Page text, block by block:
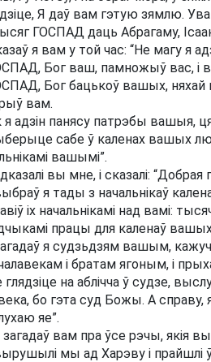
Я даў вам гэтую зямлю.
ГОСПАД даць Абрагаму,
я вам у той час: “Не магу я
Бог ваш, памножыў вас, і
Бог бацькоў вашых, няхай
вам.
я адзін панясу патрэбы вашыя,
сабе ў каленах вашых
вашымі”.
вы мне, і сказалі:
я тады з начальнікаў
іх начальнікамі над вамі:
працы для каленаў
я судзьдзям вашым,
і братам ягоным, і
глядзіце на аблічча ў судзе,
бо гэта суд Божы. А справу,
яе”.
загадаў вам пра ўсе рэчы, якія
мы ад Харэву і